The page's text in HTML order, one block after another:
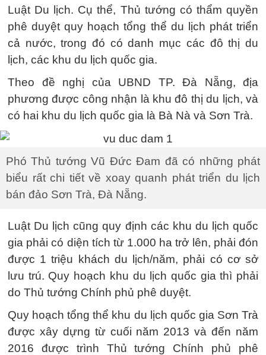
Luật Du lịch. Cụ thể, Thủ tướng có thẩm quyền
phê duyệt quy hoạch tổng thể du lịch phát triển
cả nước, trong đó có danh mục các đô thị du
lịch, các khu du lịch quốc gia.
Theo đề nghị của UBND TP. Đà Nẵng, địa
phương được công nhận là khu đô thị du lịch, và
có hai khu du lịch quốc gia là Bà Nà và Sơn Trà.
Phó Thủ tướng Vũ Đức Đam đã có những phát
biểu rất chi tiết về xoay quanh phát triển du lịch
bán đảo Sơn Trà, Đà Nẵng.
Luật Du lịch cũng quy định các khu du lịch quốc
gia phải có diện tích từ 1.000 ha trở lên, phải đón
được 1 triệu khách du lịch/năm, phải có cơ sở
lưu trú. Quy hoạch khu du lịch quốc gia thì phải
do Thủ tướng Chính phủ phê duyệt.
Quy hoạch tổng thể khu du lịch quốc gia Sơn Trà
được xây dựng từ cuối năm 2013 và đến năm
2016 được trình Thủ tướng Chính phủ phê